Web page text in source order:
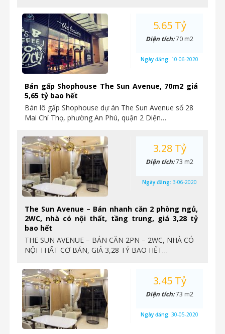
Bán gấp Shophouse The Sun Avenue, 70m2 giá
5,65 tỷ bao hết
Bán lô gấp Shophouse dự án The Sun Avenue số 28
Mai Chí Thọ, phường An Phú, quận 2 Diện…
5.65 Tỷ
Diện tích:70 m2
Ngày đăng: 10-06-2020
The Sun Avenue – Bán nhanh căn 2 phòng ngủ,
2WC, nhà có nội thất, tầng trung, giá 3,28 tỷ
bao hết
THE SUN AVENUE – BÁN CĂN 2PN – 2WC, NHÀ CÓ
NỘI THẤT CƠ BẢN, GIÁ 3,28 TỶ BAO HẾT…
3.28 Tỷ
Diện tích:73 m2
Ngày đăng: 3-06-2020
3.45 Tỷ
Diện tích:73 m2
Ngày đăng: 30-05-2020